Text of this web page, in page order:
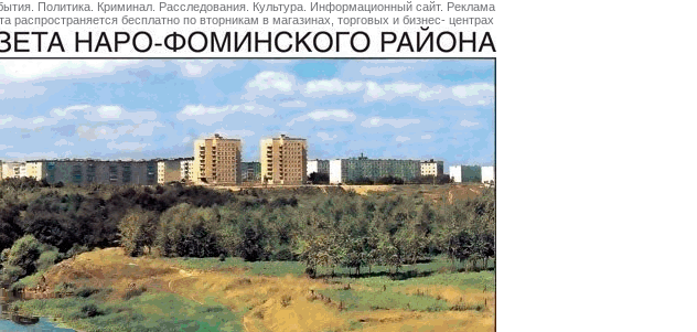
Политика. Криминал. Расследования. Культура. Информационный сайт. Реклама
бесплатно по вторникам в магазинах, торговых и бизнес- центрах